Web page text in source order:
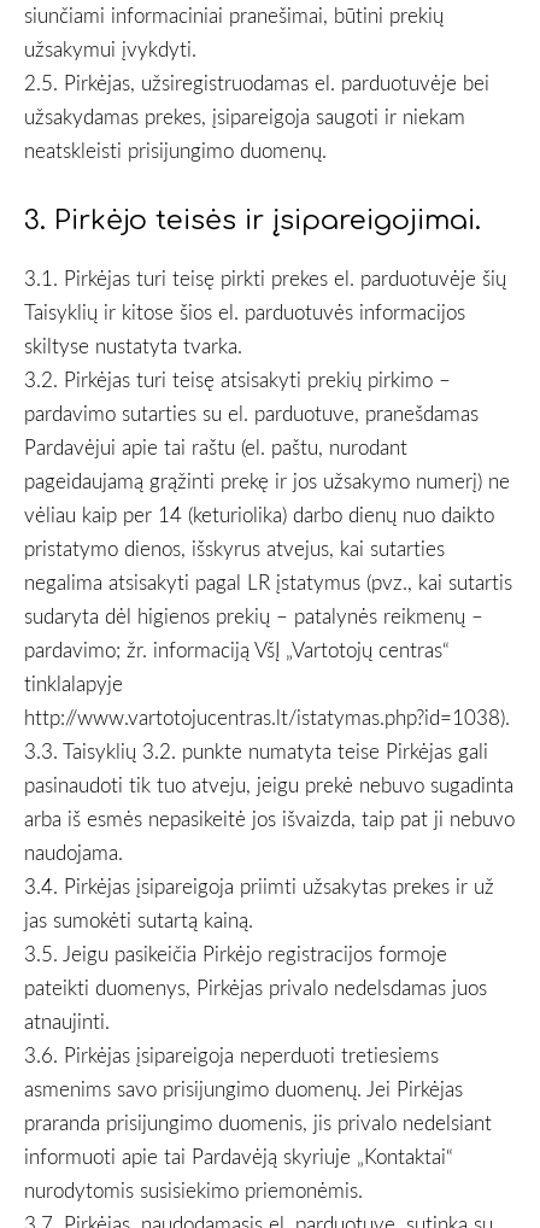
siunčiami informaciniai pranešimai, būtini prekių
užsakymui įvykdyti.
2.5. Pirkėjas, užsiregistruodamas el. parduotuvėje bei
užsakydamas prekes, įsipareigoja saugoti ir niekam
neatskleisti prisijungimo duomenų.
3. Pirkėjo teisės ir įsipareigojimai.
3.1. Pirkėjas turi teisę pirkti prekes el. parduotuvėje šių
Taisyklių ir kitose šios el. parduotuvės informacijos
skiltyse nustatyta tvarka.
3.2. Pirkėjas turi teisę atsisakyti prekių pirkimo –
pardavimo sutarties su el. parduotuve, pranešdamas
Pardavėjui apie tai raštu (el. paštu, nurodant
pageidaujamą grąžinti prekę ir jos užsakymo numerį) ne
vėliau kaip per 14 (keturiolika) darbo dienų nuo daikto
pristatymo dienos, išskyrus atvejus, kai sutarties
negalima atsisakyti pagal LR įstatymus (pvz., kai sutartis
sudaryta dėl higienos prekių – patalynės reikmenų –
pardavimo; žr. informaciją VšĮ „Vartotojų centras“
tinklalapyje
http://www.vartotojucentras.lt/istatymas.php?id=1038).
3.3. Taisyklių 3.2. punkte numatyta teise Pirkėjas gali
pasinaudoti tik tuo atveju, jeigu prekė nebuvo sugadinta
arba iš esmės nepasikeitė jos išvaizda, taip pat ji nebuvo
naudojama.
3.4. Pirkėjas įsipareigoja priimti užsakytas prekes ir už
jas sumokėti sutartą kainą.
3.5. Jeigu pasikeičia Pirkėjo registracijos formoje
pateikti duomenys, Pirkėjas privalo nedelsdamas juos
atnaujinti.
3.6. Pirkėjas įsipareigoja neperduoti tretiesiems
asmenims savo prisijungimo duomenų. Jei Pirkėjas
praranda prisijungimo duomenis, jis privalo nedelsiant
informuoti apie tai Pardavėją skyriuje „Kontaktai“
nurodytomis susisiekimo priemonėmis.